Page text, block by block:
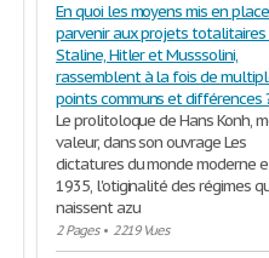
En quoi les moyens mis en
parvenir aux projets totalitaires
Staline, Hitler et Musssolini,
rassemblent à la fois de
points communs et différences
Le prolitoloque de Hans Konh,
valeur, dans son ouvrage Les
dictatures du monde moderne
1935, l'otiginalité des régimes
naissent azu
2 Pages• 2219 Vues